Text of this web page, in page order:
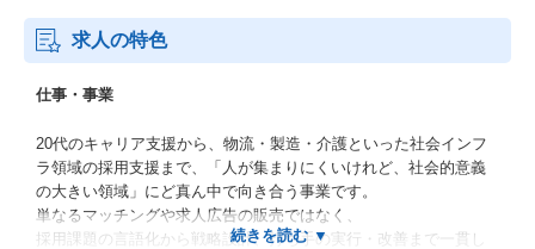
求人の特色
仕事・事業
20代のキャリア支援から、物流・製造・介護といった社会インフ
ラ領域の採用支援まで、「人が集まりにくいけれど、社会的意義
の大きい領域」にど真ん中で向き合う事業です。
単なるマッチングや求人広告の販売ではなく、
採用課題の言語化から戦略設計、打ち手の実行・改善まで一貫し